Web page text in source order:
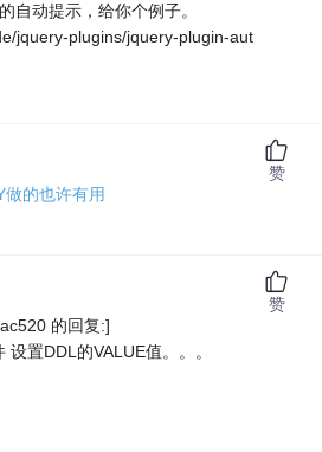
自动提示，给你个例子。
jquery-plugins/jquery-plugin-aut
的也许有用
赞
的回复:]
置DDL的VALUE值。。。
赞